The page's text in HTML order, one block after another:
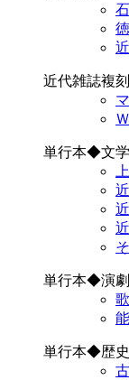
近代雑誌複
単行本◆文学
単行本◆演劇
単行本◆歴史